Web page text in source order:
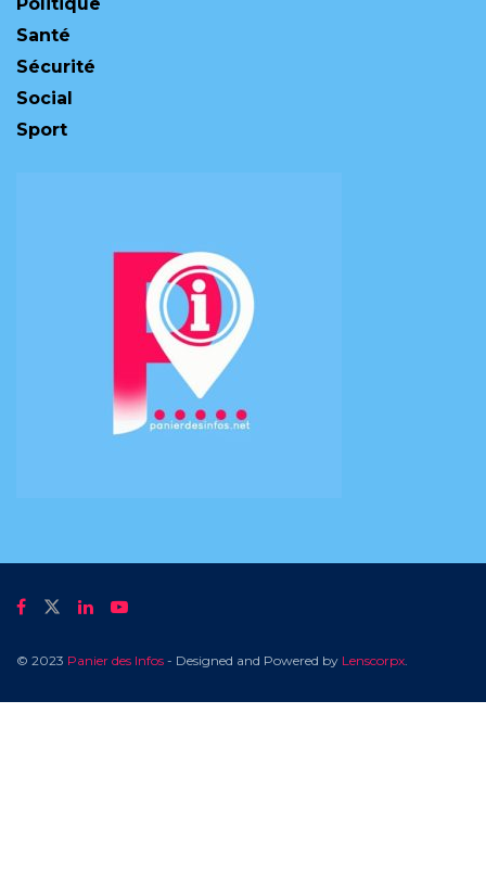
Politique
Santé
Sécurité
Social
Sport
© 2023 Panier des Infos - Designed and Powered by Lenscorpx.